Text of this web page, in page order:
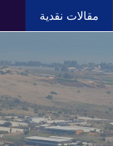
مقالات نقدية